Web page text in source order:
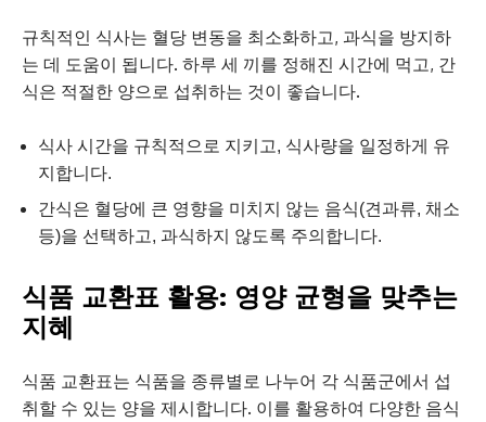
규칙적인 식사는 혈당 변동을 최소화하고, 과식을 방지하
는 데 도움이 됩니다. 하루 세 끼를 정해진 시간에 먹고, 간
식은 적절한 양으로 섭취하는 것이 좋습니다.
식사 시간을 규칙적으로 지키고, 식사량을 일정하게 유
지합니다.
간식은 혈당에 큰 영향을 미치지 않는 음식(견과류, 채소
등)을 선택하고, 과식하지 않도록 주의합니다.
식품 교환표 활용: 영양 균형을 맞추는
지혜
식품 교환표는 식품을 종류별로 나누어 각 식품군에서 섭
취할 수 있는 양을 제시합니다. 이를 활용하여 다양한 음식